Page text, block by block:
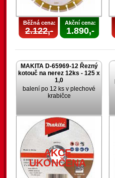
Běžná cena:
2.122,-
Akční cena:
1.890,-
MAKITA D-65969-12 Řezný
kotouč na nerez 12ks - 125 x
1,0
balení po 12 ks v plechové
krabičce
AKCE
UKONČENA